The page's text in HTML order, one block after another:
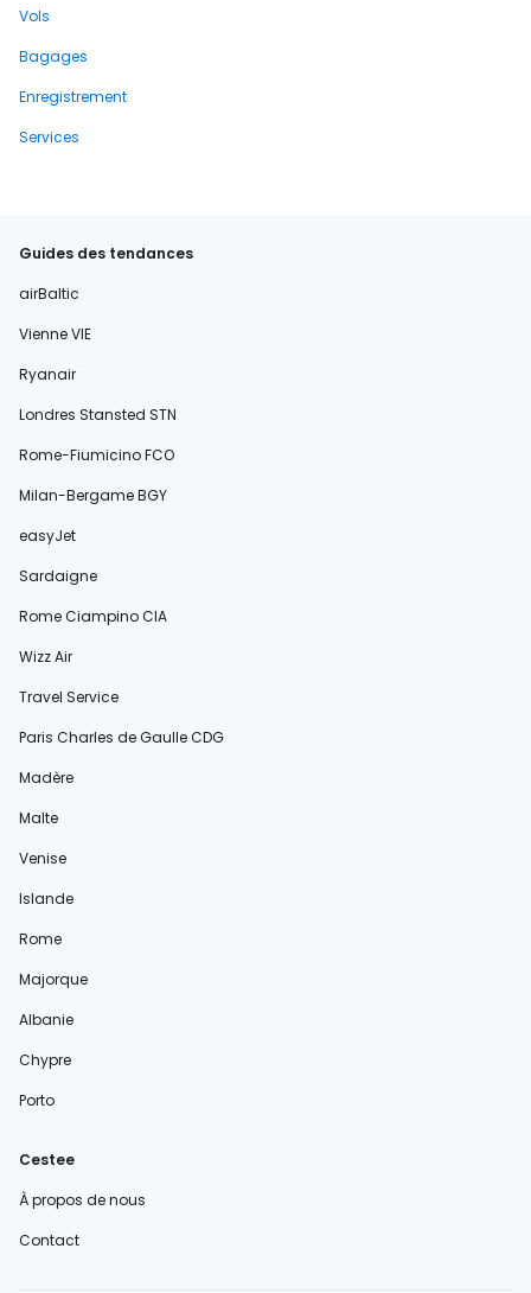
Vols
Bagages
Enregistrement
Services
Guides des tendances
airBaltic
Vienne VIE
Ryanair
Londres Stansted STN
Rome-Fiumicino FCO
Milan-Bergame BGY
easyJet
Sardaigne
Rome Ciampino CIA
Wizz Air
Travel Service
Paris Charles de Gaulle CDG
Madère
Malte
Venise
Islande
Rome
Majorque
Albanie
Chypre
Porto
Cestee
À propos de nous
Contact